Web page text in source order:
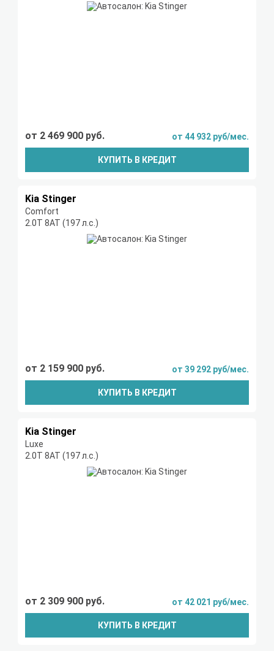
от 2 469 900 руб. от 44 932 руб/мес.
КУПИТЬ В КРЕДИТ
Kia Stinger
Comfort
2.0Т 8АТ (197 л.с.)
от 2 159 900 руб. от 39 292 руб/мес.
КУПИТЬ В КРЕДИТ
Kia Stinger
Luxe
2.0Т 8АТ (197 л.с.)
от 2 309 900 руб. от 42 021 руб/мес.
КУПИТЬ В КРЕДИТ